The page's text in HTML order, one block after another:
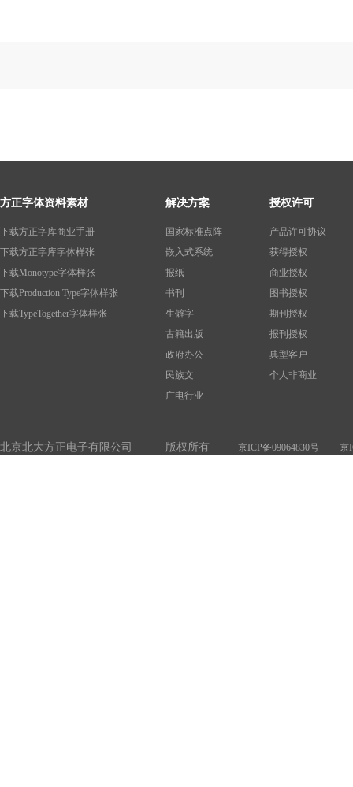
方正字体资料素材
下载方正字库商业手册
下载方正字库字体样张
下载Monotype字体样张
下载Production Type字体样张
下载TypeTogether字体样张
解决方案
国家标准点阵
嵌入式系统
报纸
书刊
生僻字
古籍出版
政府办公
民族文
广电行业
授权许可
产品许可协议
获得授权
商业授权
图书授权
期刊授权
报刊授权
典型客户
个人非商业
北京北大方正电子有限公司 版权所有 京ICP备09064830号 京